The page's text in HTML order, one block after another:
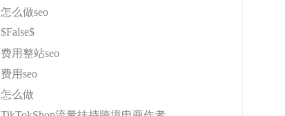
怎么做seo
$False$
费用整站seo
费用seo
怎么做